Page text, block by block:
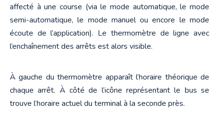
affecté à une course (via le mode automatique, le mode
semi-automatique, le mode manuel ou encore le mode
écoute de l’application). Le thermomètre de ligne avec
l’enchaînement des arrêts est alors visible.
À gauche du thermomètre apparaît l’horaire théorique de
chaque arrêt. À côté de l’icône représentant le bus se
trouve l’horaire actuel du terminal à la seconde près.